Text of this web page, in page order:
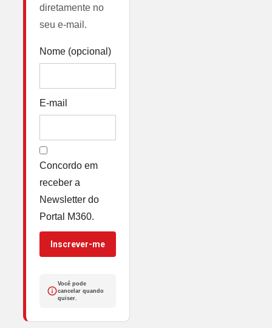
diretamente no
seu e-mail.
Nome (opcional)
E-mail
Concordo em
receber a
Newsletter do
Portal M360.
Inscrever-me
Você pode
cancelar quando
quiser.